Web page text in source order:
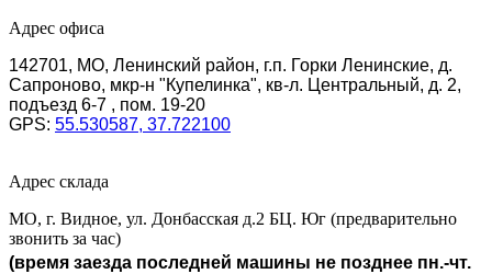
Адрес офиса
142701, МО, Ленинский район, г.п. Горки Ленинские, д.
Сапроново, мкр-н "Купелинка", кв-л. Центральный, д. 2,
подъезд 6-7 , пом. 19-20
GPS: 55.530587, 37.722100
Адрес склада
МО, г. Видное, ул. Донбасская д.2 БЦ. Юг (предварительно
звонить за час)
(время заезда последней машины не позднее пн.-чт.